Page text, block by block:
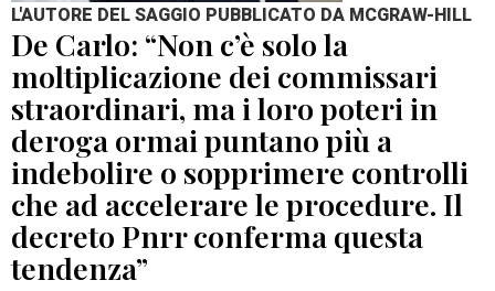
L'AUTORE DEL SAGGIO PUBBLICATO DA MCGRAW-HILL
De Carlo: “Non c’è solo la
moltiplicazione dei commissari
straordinari, ma i loro poteri in
deroga ormai puntano più a
indebolire o sopprimere controlli
che ad accelerare le procedure. Il
decreto Pnrr conferma questa
tendenza”